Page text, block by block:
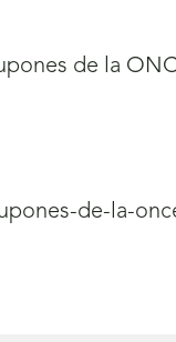
de la
de-la-